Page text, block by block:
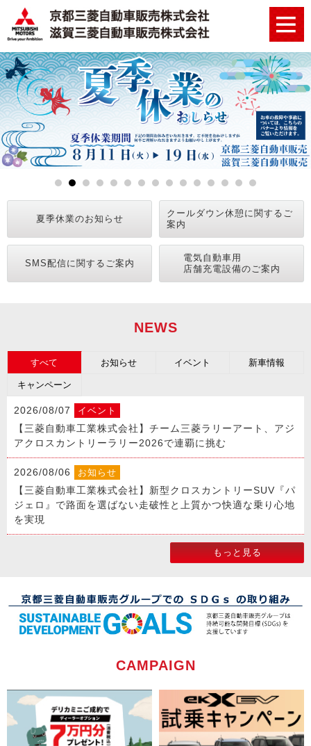
1 2 3 4 5 6 7 8 9 10 11 12 13 14
夏季休業のお知らせ
クールダウン休憩に関するご
案内
SMS配信に関するご案内
電気自動車用
店舗充電設備のご案内
NEWS
すべて お知らせ イベント 新車情報
キャンペーン
2026/08/07 イベント
【三菱自動車工業株式会社】チーム三菱ラリーアート、アジ
アクロスカントリーラリー2026で連覇に挑む
2026/08/06 お知らせ
【三菱自動車工業株式会社】新型クロスカントリーSUV『パ
ジェロ』で路面を選ばない走破性と上質かつ快適な乗り心地
を実現
【京都三菱自動車販売グループ】スターキャンプ in Hiyoshi
2026/08/01 イベント
【京都三菱自動車販売】8/1-8/31 中古車部 『夏のデリカ
【京都三菱自動車販売グループ】夏季休業のお知らせ
2026/08/01 イベント
【滋賀三菱自動車販売株式会社】「デリカミニ トミカ55周
もっと見る
CAMPAIGN